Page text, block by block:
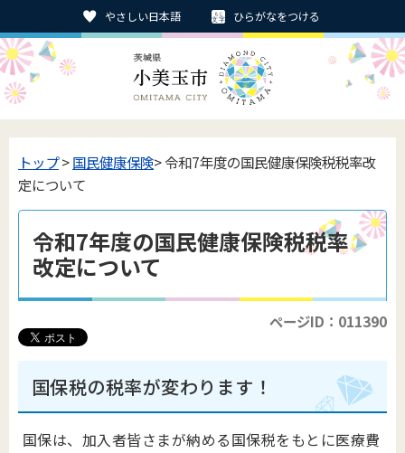
やさしい日本語 ひらがなをつける
トップ>国民健康保険> 令和7年度の国民健康保険税税率改
定について
令和7年度の国民健康保険税税率
改定について
ページID：011390
国保税の税率が変わります！
国保は、加入者皆さまが納める国保税をもとに医療費